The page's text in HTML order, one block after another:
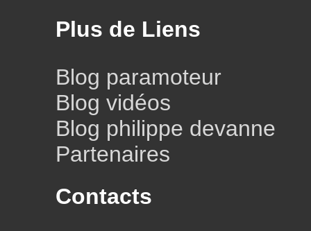
Plus de Liens
Blog paramoteur
Blog vidéos
Blog philippe devanne
Partenaires
Contacts